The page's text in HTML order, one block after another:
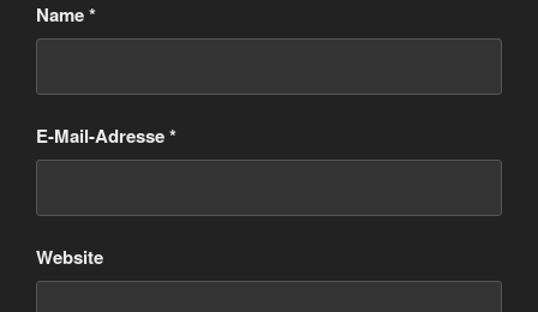
Name*
E-Mail-Adresse*
Website